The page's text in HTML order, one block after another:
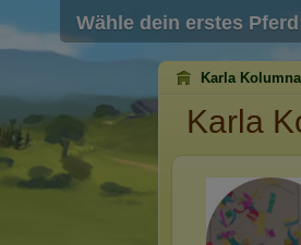
Wähle dein erstes
Karla Kolumna
Karla